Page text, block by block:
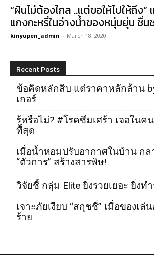
“ฝันไม่ต้องไกล ..แต่ขอให้ไปให้ถึง
แกงกะหรี่ในอ่างน้ำของหนุ่มยุ่น ชื่
kinyupen_admin - March 18, 2020
Recent Posts
ข้อคิดหลักสิบ แต่ราคาหลักล้าน
เกอร์
รู้หรือไม่? #โรคซึมเศร้า เจอใน
ที่สุด
เมื่อน้ำหอมปรับอากาศในบ้าน กล
“ตัวการ” สร้างสารพิษ!
วิจัยชี้ กลุ่ม Elite ยิ่งรวยเยอะ ยิ่งท
เจาะภัยเงียบ “สกุชชี่” เมื่อของเล่
ร้าย